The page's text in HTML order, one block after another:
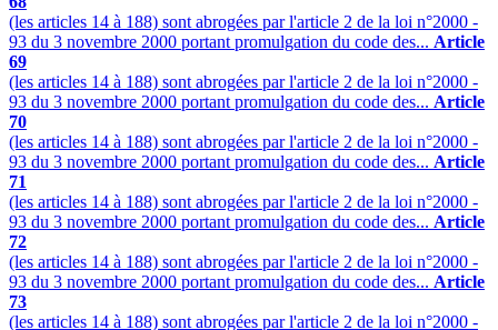
(les articles 14 à 188) sont abrogées par l'article 2 de la loi n°2000 -
93 du 3 novembre 2000 portant promulgation du code des... Article
69
(les articles 14 à 188) sont abrogées par l'article 2 de la loi n°2000 -
93 du 3 novembre 2000 portant promulgation du code des... Article
70
(les articles 14 à 188) sont abrogées par l'article 2 de la loi n°2000 -
93 du 3 novembre 2000 portant promulgation du code des... Article
71
(les articles 14 à 188) sont abrogées par l'article 2 de la loi n°2000 -
93 du 3 novembre 2000 portant promulgation du code des... Article
72
(les articles 14 à 188) sont abrogées par l'article 2 de la loi n°2000 -
93 du 3 novembre 2000 portant promulgation du code des... Article
73
(les articles 14 à 188) sont abrogées par l'article 2 de la loi n°2000 -